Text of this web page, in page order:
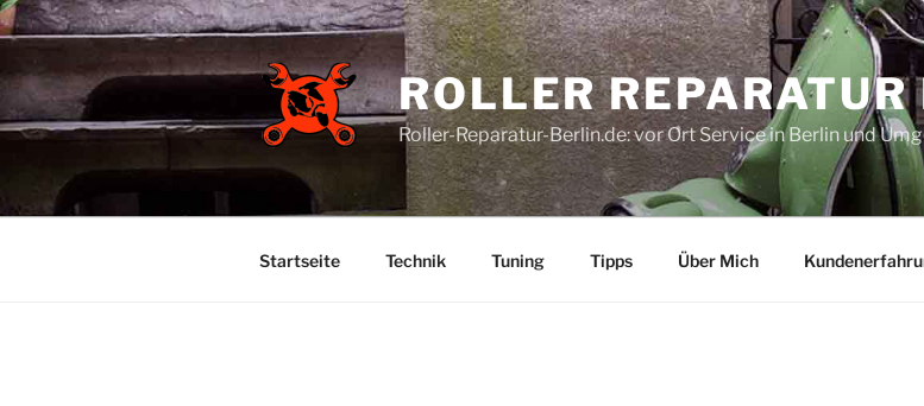
Zum
Inhalt
springen
ROLLER
Roller-Reparatur-Berlin.de: vor Ort Service in Berlin und
Startseite Technik Tuning Tipps Über Mich